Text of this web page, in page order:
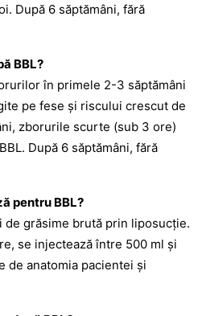
După 6 săptămâni, fără
BBL?
în primele 2-3 săptămâni
pe fese și riscului crescut de
zborurile scurte (sub 3 ore)
După 6 săptămâni, fără
pentru BBL?
grăsime brută prin liposucție.
se injectează între 500 ml și
de anatomia pacientei și